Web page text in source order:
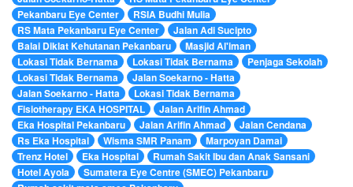
Pekanbaru Eye Center
RSIA Budhi Mulia
RS Mata Pekanbaru Eye Center
Jalan Adi Sucipto
Balai Diklat Kehutanan Pekanbaru
Masjid Al'iman
Lokasi Tidak Bernama
Lokasi Tidak Bernama
Penjaga Sekolah
Lokasi Tidak Bernama
Jalan Soekarno - Hatta
Jalan Soekarno - Hatta
Lokasi Tidak Bernama
Fisiotherapy EKA HOSPITAL
Jalan Arifin Ahmad
Eka Hospital Pekanbaru
Jalan Arifin Ahmad
Jalan Cendana
Rs Eka Hospital
Wisma SMR Panam
Marpoyan Damai
Trenz Hotel
Eka Hospital
Rumah Sakit Ibu dan Anak Sansani
Hotel Ayola
Sumatera Eye Centre (SMEC) Pekanbaru